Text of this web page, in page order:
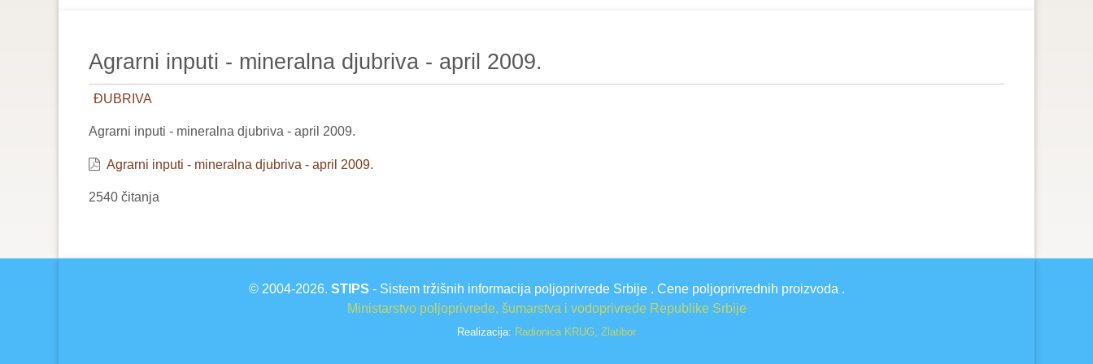
Agrarni inputi - mineralna djubriva - april 2009.
ĐUBRIVA
Agrarni inputi - mineralna djubriva - april 2009.
Agrarni inputi - mineralna djubriva - april 2009.
2540 čitanja
© 2004-2026. STIPS - Sistem tržišnih informacija poljoprivrede Srbije . Cene poljoprivrednih proizvoda .
Ministarstvo poljoprivrede, šumarstva i vodoprivrede Republike Srbije
Realizacija: Radionica KRUG, Zlatibor